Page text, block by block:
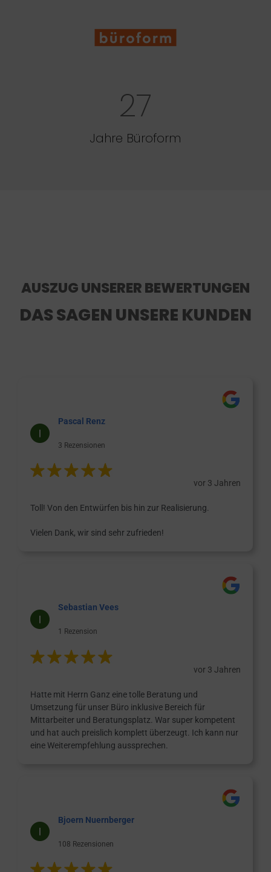
27
Jahre Büroform
AUSZUG UNSERER BEWERTUNGEN
DAS SAGEN UNSERE KUNDEN
Pascal Renz
3 Rezensionen
vor 3 Jahren
Toll! Von den Entwürfen bis hin zur Realisierung.
Vielen Dank, wir sind sehr zufrieden!
Sebastian Vees
1 Rezension
vor 3 Jahren
Hatte mit Herrn Ganz eine tolle Beratung und
Umsetzung für unser Büro inklusive Bereich für
Mittarbeiter und Beratungsplatz. War super kompetent
und hat auch preislich komplett überzeugt. Ich kann nur
eine Weiterempfehlung aussprechen.
Bjoern Nuernberger
108 Rezensionen